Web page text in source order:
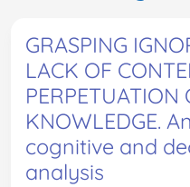
GRASPING
LACK OF
PERPETUATION
KNOWLEDGE.
cognitive and
analysis